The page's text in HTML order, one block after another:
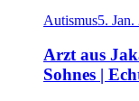
Autismus5. Jan.
Arzt aus
Sohnes |